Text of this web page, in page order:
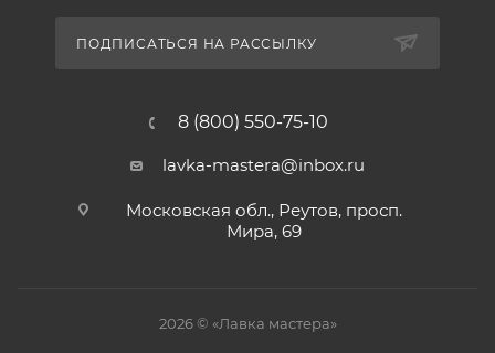
ПОДПИСАТЬСЯ НА РАССЫЛКУ
8 (800) 550-75-10
lavka-mastera@inbox.ru
Московская обл., Реутов, просп.
Мира, 69
2026 © «Лавка мастера»